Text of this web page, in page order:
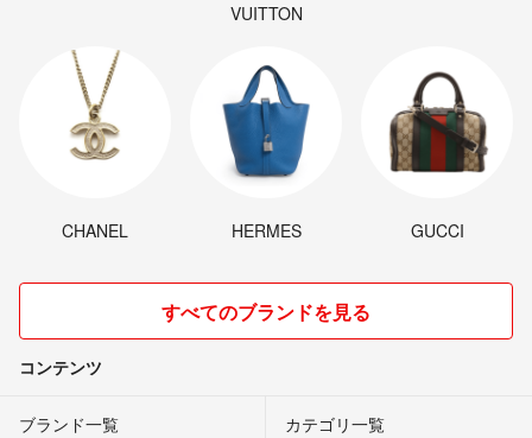
VUITTON
CHANEL HERMES GUCCI
すべてのブランドを見る
コンテンツ
ブランド一覧 カテゴリ一覧